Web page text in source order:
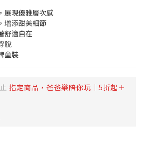
展現優雅層次感
增添甜美細節
舒適自在
脫
童裝
指定商品，爸爸樂陪你玩｜5折起＋